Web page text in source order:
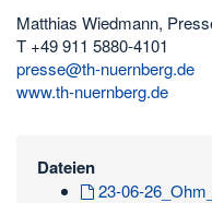
Matthias Wiedmann,
T +49 911 5880-4101
presse@th-nuernberg.de
www.th-nuernberg.de
Dateien
23-06-